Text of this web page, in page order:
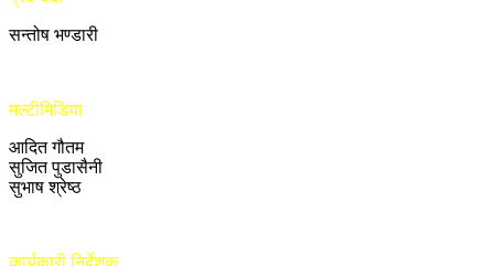
सन्तोष भण्डारी
मल्टीमिडिया
आदित गौतम
सुजित पुडासैनी
सुभाष श्रेष्ठ